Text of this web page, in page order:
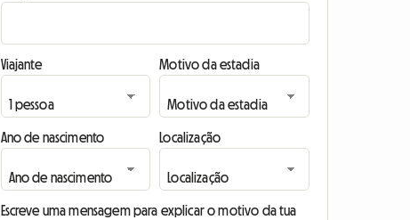
Viajante Motivo da estadia
Ano de nascimento Localização
Escreve uma mensagem para explicar o motivo da tua